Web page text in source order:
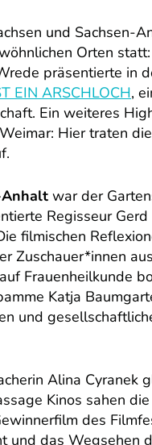
und Sachsen-
Orten
präsentierte in
EIN ARSCHLOCH,
Ein weiteres
Hier traten
Anhalt war der
Regisseur
filmischen
Zuschauer*innen
Frauenheilkunde
Katja
und
Alina Cyranek
Kinos sahen die
des
und das Wegsehen